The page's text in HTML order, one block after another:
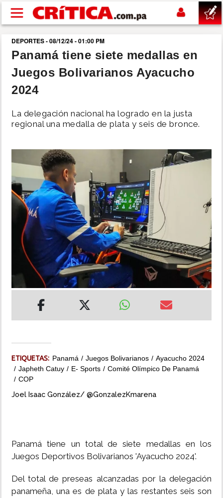
Pasar al contenido principal
buscar
SUCESOS
POLÍTICA
DEPORTES
MUNDO
INSÓLITAS
MULTIMEDIA
DEPORTES - 08/12/24 - 01:00 PM
Panamá tiene siete medallas en
Juegos Bolivarianos Ayacucho
2024
La delegación nacional ha logrado en la justa
regional una medalla de plata y seis de bronce.
ETIQUETAS: Panamá Juegos Bolivarianos
Ayacucho 2024
Japheth Catuy
E- Sports
Comité Olímpico De Panamá
COP
Joel Isaac González/ @GonzalezKmarena
Panamá tiene un total de siete medallas en los
Juegos Deportivos Bolivarianos 'Ayacucho 2024'.
Del total de preseas alcanzadas por la delegación
panameña, una es de plata y las restantes seis son